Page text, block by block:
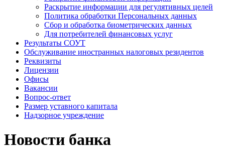
Раскрытие информации для регулятивных целей
Политика обработки Персональных данных
Сбор и обработка биометрических данных
Для потребителей финансовых услуг
Результаты СОУТ
Обслуживание иностранных налоговых резидентов
Реквизиты
Лицензии
Офисы
Вакансии
Вопрос-ответ
Размер уставного капитала
Надзорное учреждение
Новости банка